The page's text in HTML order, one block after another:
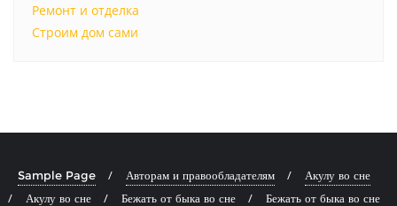
Ремонт и отделка
Строим дом сами
Sample Page Авторам и правообладателям
Акулу во сне
Акулу во сне
Бежать от быка во сне
Бежать от быка во сне